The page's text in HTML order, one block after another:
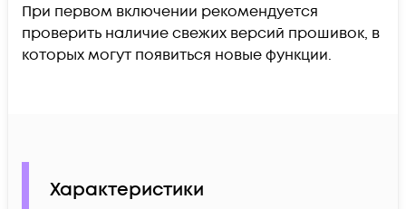
При первом включении рекомендуется
проверить наличие свежих версий прошивок, в
которых могут появиться новые функции.
Характеристики